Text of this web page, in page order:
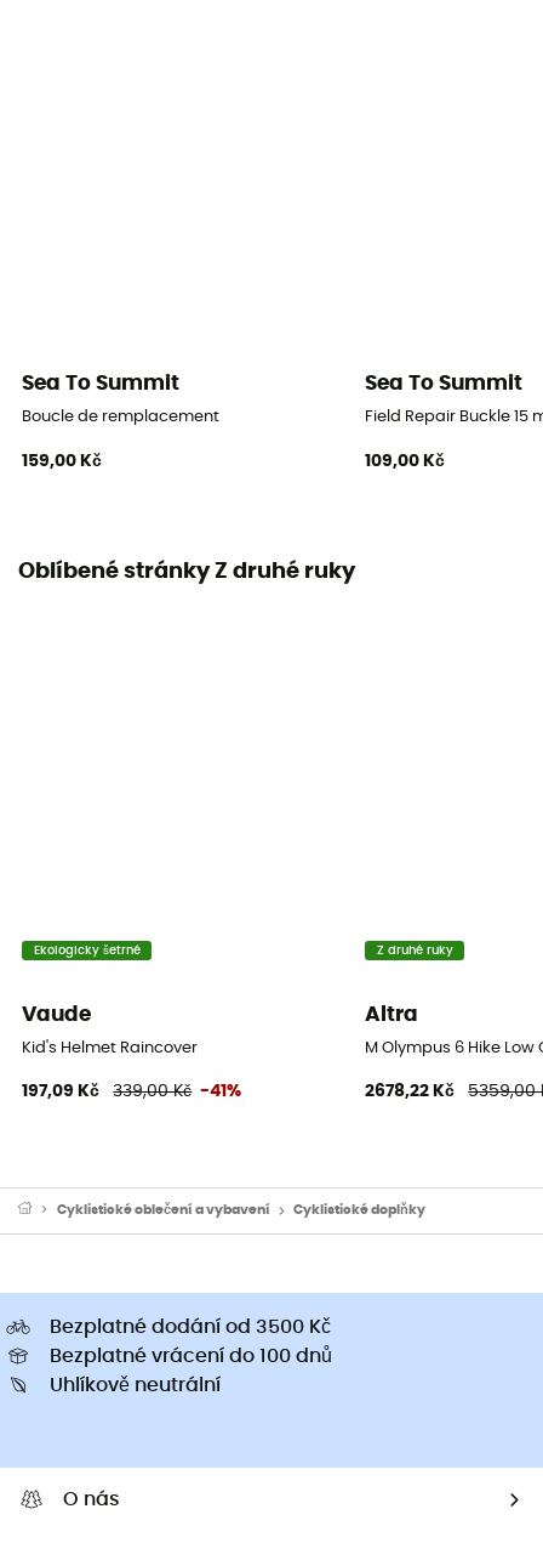
Sea To Summit
Boucle de remplacement
159,00 Kč
Sea To Summit
Field Repair Buckle 15
109,00 Kč
Oblíbené stránky Z druhé ruky
Ekologicky šetrné
Vaude
Kid's Helmet Raincover
197,09 Kč 339,00 Kč -41%
Z druhé ruky
Altra
M Olympus 6 Hike
2678,22 Kč 5359,00
Cyklistické oblečení a vybavení Cyklistické doplňky
Bezplatné dodání od 3500 Kč
Bezplatné vrácení do 100 dnů
Uhlíkově neutrální
O nás